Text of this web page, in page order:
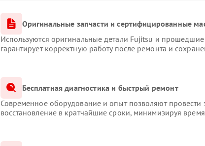
Оригинальные запчасти и сертифицированные
Используются оригинальные детали Fujitsu и
гарантирует корректную работу после ремонта и
Бесплатная диагностика и быстрый ремонт
Современное оборудование и опыт позволяют провести
восстановление в кратчайшие сроки, минимизируя время